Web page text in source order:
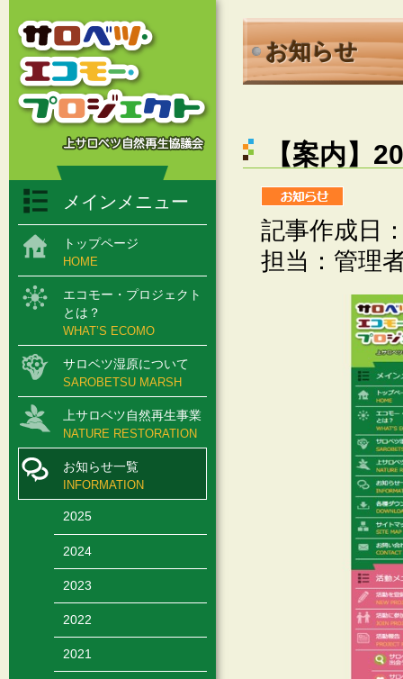
メインメニュー
トップページ
HOME
エコモー・プロジェクト
とは？
WHAT’S ECOMO
サロベツ湿原について
SAROBETSU MARSH
上サロベツ自然再生事業
NATURE RESTORATION
お知らせ一覧
INFORMATION
2025
2024
2023
2022
2021
お知らせ
【案内】
記事作成日
担当：管理